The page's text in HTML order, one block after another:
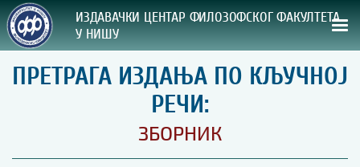
ИЗДАВАЧКИ ЦЕНТАР ФИЛОЗОФСКОГ ФАКУЛТЕТА
У НИШУ
СВА НАША ИЗДАЊА
ВРСТА ИЗДАЊА:
ПРЕТРАГА ИЗДАЊА ПО КЉУЧНОЈ
РЕЧИ:
ЗБОРНИК